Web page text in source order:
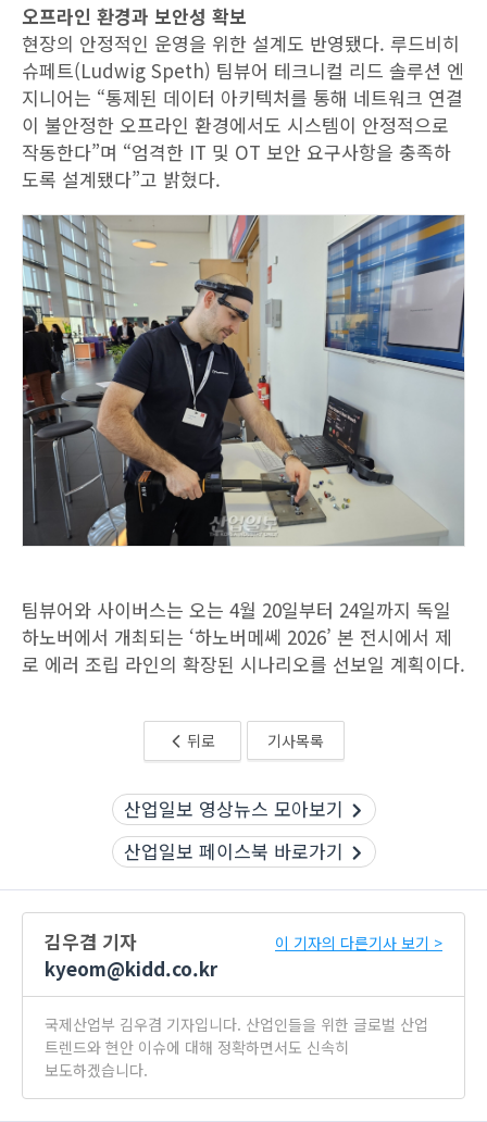
오프라인 환경과 보안성 확보
현장의 안정적인 운영을 위한 설계도 반영됐다. 루드비히
슈페트(Ludwig Speth) 팀뷰어 테크니컬 리드 솔루션 엔
지니어는 “통제된 데이터 아키텍처를 통해 네트워크 연결
이 불안정한 오프라인 환경에서도 시스템이 안정적으로
작동한다”며 “엄격한 IT 및 OT 보안 요구사항을 충족하
도록 설계됐다”고 밝혔다.
팀뷰어와 사이버스는 오는 4월 20일부터 24일까지 독일
하노버에서 개최되는 ‘하노버메쎄 2026’ 본 전시에서 제
로 에러 조립 라인의 확장된 시나리오를 선보일 계획이다.
뒤로 기사목록
산업일보 영상뉴스 모아보기
산업일보 페이스북 바로가기
김우겸 기자
kyeom@kidd.co.kr
이 기자의 다른기사 보기 >
국제산업부 김우겸 기자입니다. 산업인들을 위한 글로벌 산업
트렌드와 현안 이슈에 대해 정확하면서도 신속히
보도하겠습니다.